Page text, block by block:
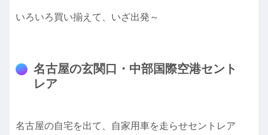
いろいろ買い揃えて、いざ出発～
名古屋の玄関口・中部国際空港セント
レア
名古屋の自宅を出て、自家用車を走らせセントレア